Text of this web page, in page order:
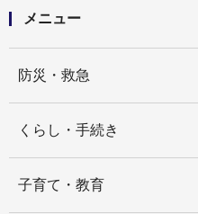
メニュー
防災・救急
くらし・手続き
子育て・教育